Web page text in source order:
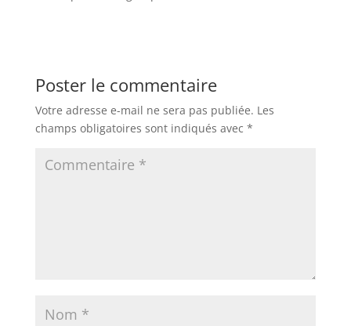
Poster le commentaire
Votre adresse e-mail ne sera pas publiée. Les
champs obligatoires sont indiqués avec *